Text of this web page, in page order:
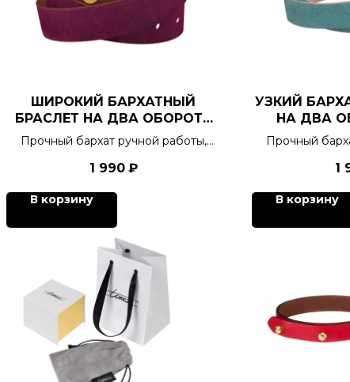
ШИРОКИЙ БАРХАТНЫЙ
БРАСЛЕТ НА ДВА ОБОРОТА
ДЛЯ ШАРМОВ
Прочный бархат ручной работы,
кинестетиков, 6 цветов.
1 990 ₽
В корзину
УЗКИЙ
НА ДВА
Прочный
1
В корзину